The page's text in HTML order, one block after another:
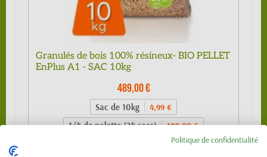
Granulés de bois 100% résineux- BIO PELLET
EnPlus A1 - SAC 10kg
489,00 €
Sac de 10kg 4,99 €
1/4 de palette (24 sacs) 109,00 €
1/2 palette 480kg (48 sacs) - SPECIALPolitique de confidentialité